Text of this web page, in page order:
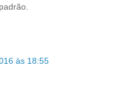
às 18:55